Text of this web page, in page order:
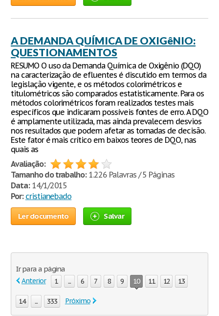
A DEMANDA QUÍMICA DE OXIGêNIO:
QUESTIONAMENTOS
RESUMO O uso da Demanda Química de Oxigênio (DQO)
na caracterização de efluentes é discutido em termos da
legislação vigente, e os métodos colorimétricos e
titulométricos são comparados estatisticamente. Para os
métodos colorimétricos foram realizados testes mais
específicos que indicaram possíveis fontes de erro. A DQO
é amplamente utilizada, mas ainda prevalecem desvios
nos resultados que podem afetar as tomadas de decisão.
Este fator é mais crítico em baixos teores de DQO, nas
quais as
Avaliação:
Tamanho do trabalho:1.226 Palavras / 5 Páginas
Data:14/1/2015
Por: cristianebado
Ler documento Salvar
Ir para a página
Anterior 1 ... 6 7 8 9 10 11 12 13
14 ... 333 Próximo